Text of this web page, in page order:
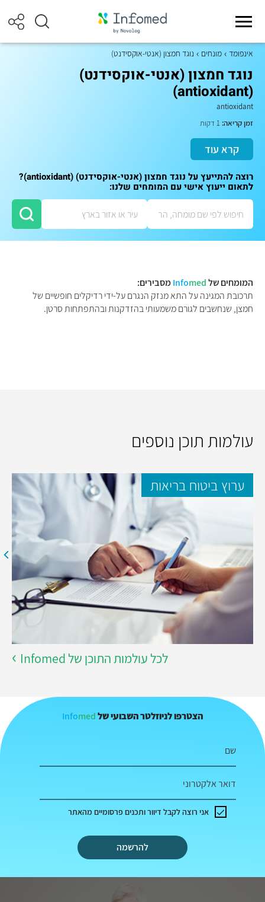
אינפומד מונחים נוגד חמצון (אנטי-אוקסידנט)
נוגד חמצון (אנטי-אוקסידנט)
(antioxidant)
antioxidant
זמן קריאה:
קרא עוד
רוצה להתייעץ על נוגד חמצון (אנטי-אוקסידנט) (antioxidant)?
לתאום ייעוץ אישי עם המומחים שלנו:
המומחים של Infomed
מסבירים:
תרכובת המגינה על התא מנזק הנגרם על-ידי רדיקלים חופשיים של
חמצן, שנחשבים לגורם משמעותי בהזדקנות ובהתפתחות סרטן.
עולמות תוכן נוספים
ערוץ ביטוח בריאות
לכל עולמות התוכן של Infomed
הצטרפו לניוזלטר השבועי של Infomed
שם
דואר אלקטרוני
להרשמה
אני רוצה לקבל דיוור ותכנים פרסומיים מהאתר